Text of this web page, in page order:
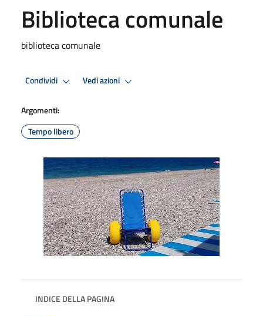
Biblioteca comunale
biblioteca comunale
Condividi Vedi azioni
Argomenti:
Tempo libero
INDICE DELLA PAGINA